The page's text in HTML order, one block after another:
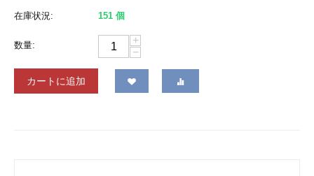
在庫状況: 151 個
数量:
+
−
カートに追加